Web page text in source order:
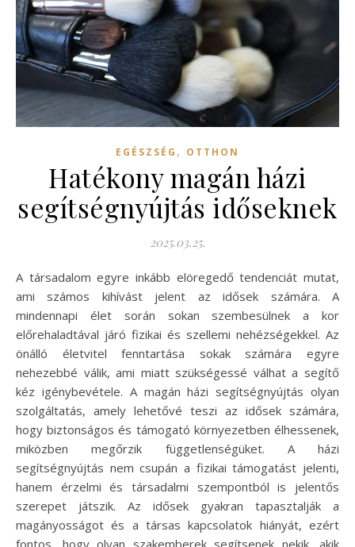
EGÉSZSÉG , OTTHON
Hatékony magán házi
segítségnyújtás időseknek
2025.03.25.
A társadalom egyre inkább elöregedő tendenciát mutat,
ami számos kihívást jelent az idősek számára. A
mindennapi élet során sokan szembesülnek a kor
előrehaladtával járó fizikai és szellemi nehézségekkel. Az
önálló életvitel fenntartása sokak számára egyre
nehezebbé válik, ami miatt szükségessé válhat a segítő
kéz igénybevétele. A magán házi segítségnyújtás olyan
szolgáltatás, amely lehetővé teszi az idősek számára,
hogy biztonságos és támogató környezetben élhessenek,
miközben megőrzik függetlenségüket. A házi
segítségnyújtás nem csupán a fizikai támogatást jelenti,
hanem érzelmi és társadalmi szempontból is jelentős
szerepet játszik. Az idősek gyakran tapasztalják a
magányosságot és a társas kapcsolatok hiányát, ezért
fontos, hogy olyan szakemberek segítsenek nekik, akik